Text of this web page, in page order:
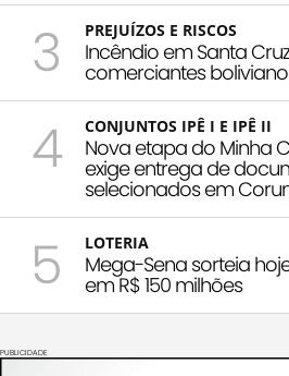
3 PREJUÍZOS E RISCOS
Incêndio em Santa
comerciantes
4 CONJUNTOS IPÊ I E IPÊ II
Nova etapa do Minha
exige entrega de
selecionados em
5 LOTERIA
Mega-Sena sorteia
em R$ 150 milhões
PUBLICIDADE